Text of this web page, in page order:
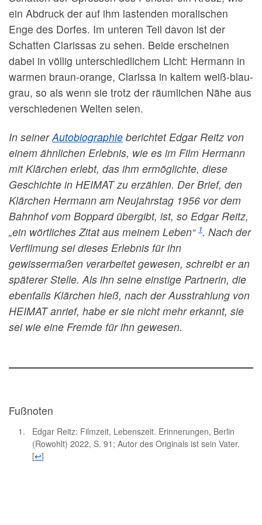
ein Abdruck der auf ihm lastenden moralischen
Enge des Dorfes. Im unteren Teil davon ist der
Schatten Clarissas zu sehen. Beide erscheinen
dabei in völlig unterschiedlichem Licht: Hermann in
warmen braun-orange, Clarissa in kaltem weiß-blau-
grau, so als wenn sie trotz der räumlichen Nähe aus
verschiedenen Welten seien.
In seinerAutobiographie berichtet Edgar Reitz von
einem ähnlichen Erlebnis, wie es im Film Hermann
mit Klärchen erlebt, das ihm ermöglichte, diese
Geschichte in HEIMAT zu erzählen. Der Brief, den
Klärchen Hermann am Neujahrstag 1956 vor dem
Bahnhof vom Boppard übergibt, ist, so Edgar Reitz,
„ein wörtliches Zitat aus meinem Leben“ 1. Nach der
Verfilmung sei dieses Erlebnis für ihn
gewissermaßen verarbeitet gewesen, schreibt er an
späterer Stelle. Als ihn seine einstige Partnerin, die
ebenfalls Klärchen hieß, nach der Ausstrahlung von
HEIMAT anrief, habe er sie nicht mehr erkannt, sie
sei wie eine Fremde für ihn gewesen.
Fußnoten
Edgar Reitz: Filmzeit, Lebenszeit. Erinnerungen, Berlin
(Rowohlt) 2022, S. 91; Autor des Originals ist sein Vater.
[↩]